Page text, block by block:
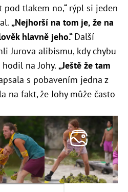
pod tlakem no,“ rýpl si jeden
„Nejhorší na tom je, že na
hlavně jeho.“ Další
Jurova alibismu, kdy chybu
na Johy. „Ještě že tam
s pobavením jedna z
na fakt, že Johy může často